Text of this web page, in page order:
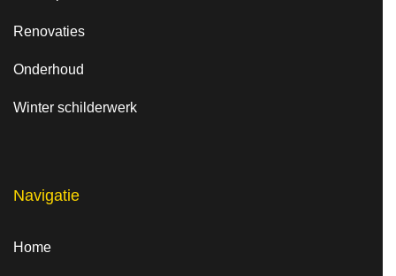
Renovaties
Onderhoud
Winter schilderwerk
Navigatie
Home